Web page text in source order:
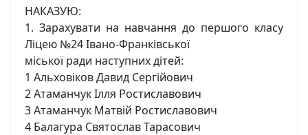
НАКАЗУЮ:
1. Зарахувати на навчання до першого класу
Ліцею №24 Івано-Франківської
міської ради наступних дітей:
1 Альховіков Давид Сергійович
2 Атаманчук Ілля Ростиславович
3 Атаманчук Матвій Ростиславович
4 Балагура Святослав Тарасович